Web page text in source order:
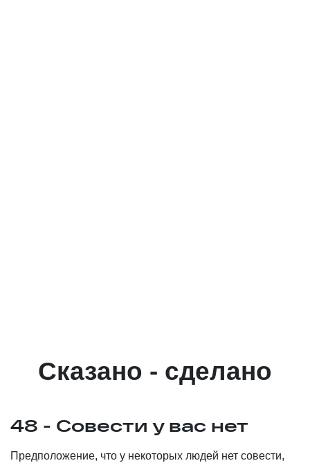
Сказано - сделано
48 - Совести у вас нет
Предположение, что у некоторых людей нет совести,